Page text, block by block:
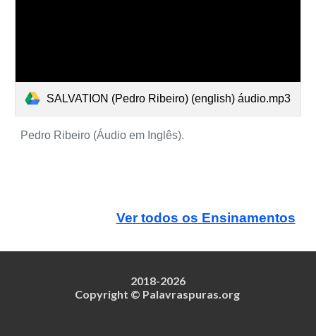
SALVATION (Pedro Ribeiro) (english) áudio.mp3
Pedro Ribeiro (Áudio em Inglês).
Ver todos os Ensinamentos
2018-2026
Copyright © Palavraspuras.org